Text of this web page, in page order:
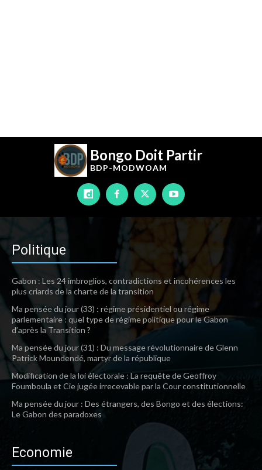
Bongo Doit Partir
BDP-MODWOAM
Politique
Gabon : Les 24 imbroglios, contradictions et incohérences les
plus criards de la charte de la transition
Ma pensée du jour (33) : régime présidentiel ou régime
parlementaire : quel type de régime politique pour le Gabon
d’après la Transition ?
Ma pensée du jour (31) : Du message révolutionnaire de Glenn
Patrick Moundendé, martyr de la république
Modification de la loi électorale : La requête de Geoffroy
Foumboula et Cie jugée irrecevable par la Cour constitutionnelle
Ma pensée du jour : Des étrangers, des Bongo et des élections:
Le Gabon des paradoxes
Economie